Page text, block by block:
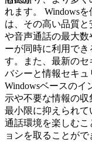
れます。 Windows
は、その高い品質
や音声通話の最大
ーが同時に利用で
す。また、最新のセ
バシーと情報セキュ
Windowsベースのイ
示や不要な情報の
最小限に抑えられ
通話環境を楽しむ
ョンを取ることがで